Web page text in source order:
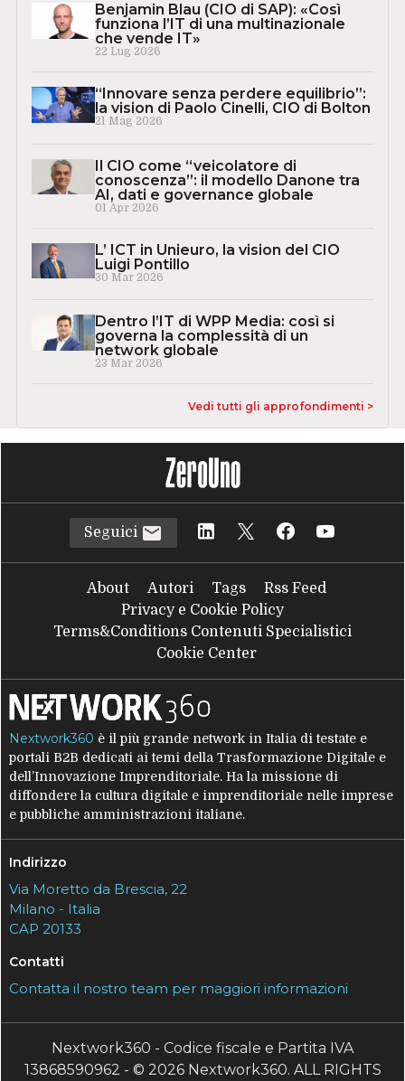
Benjamin Blau (CIO di SAP): «Così
funziona l’IT di una multinazionale
che vende IT»
22 Lug 2026
“Innovare senza perdere equilibrio”:
la vision di Paolo Cinelli, CIO di Bolton
21 Mag 2026
Il CIO come “veicolatore di
conoscenza”: il modello Danone tra
AI, dati e governance globale
01 Apr 2026
L’ ICT in Unieuro, la vision del CIO
Luigi Pontillo
30 Mar 2026
Dentro l’IT di WPP Media: così si
governa la complessità di un
network globale
23 Mar 2026
Vedi tutti gli approfondimenti >
Seguici
About Autori Tags
Rss Feed
Privacy e Cookie Policy
Terms&Conditions Contenuti Specialistici
Cookie Center
Nextwork360 è il più grande network in Italia di testate e
portali B2B dedicati ai temi della Trasformazione Digitale e
dell’Innovazione Imprenditoriale. Ha la missione di
diffondere la cultura digitale e imprenditoriale nelle imprese
e pubbliche amministrazioni italiane.
Indirizzo
Via Moretto da Brescia, 22
Milano - Italia
CAP 20133
Contatti
Contatta il nostro team per maggiori informazioni
Nextwork360 - Codice fiscale e Partita IVA
13868590962 - © 2026 Nextwork360. ALL RIGHTS